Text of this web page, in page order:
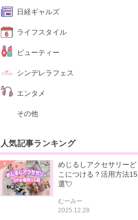
日経ギャルズ
ライフスタイル
ビューティー
シンデレラフェス
エンタメ
その他
人気記事ランキング
めじるしアクセサリーど
こにつける？活用方法15
選💘
むーみー
2025.12.28